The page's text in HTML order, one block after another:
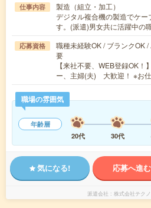
仕事内容
製造（組立・加工）
デジタル複合機の製造でケー
す。(派遣)男女共に活躍中の
応募資格
職種未経験OK / ブランクOK
要
【来社不要、WEB登録OK
ー、主婦(夫) 大歓迎！ ※お
職場の雰囲気
年齢層
20代
30代
気になる! 応募へ進む
派遣会社 株式会社テク